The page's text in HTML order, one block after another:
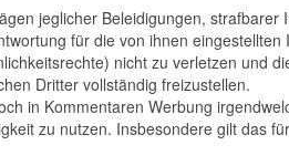
jeglicher Beleidigungen,
für die von ihnen
nicht zu verletzen und
Dritter vollständig freizustellen.
in Kommentaren Werbung
zu nutzen. Insbesondere gilt das